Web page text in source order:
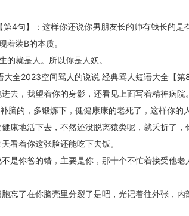
4句】：这样你还说你男朋友长的帅有钱长的是
装B的本质。
的就是人。所以你是人妖。
大全2023空间骂人的说说 经典骂人短语大全【第
去，我望着你的身影，还看见上面写着精神病院。
脑的，多锻炼下，健健康康的老死了，这样你的
康地活下去，不然还没脱离猿类呢，就夭折了，
看着你这张脸还能吃下去饭。
是你爸的错，主要是你，那十个不忙着接受他老
忘了在你脑壳里分裂了是吧，光记着往外张，内